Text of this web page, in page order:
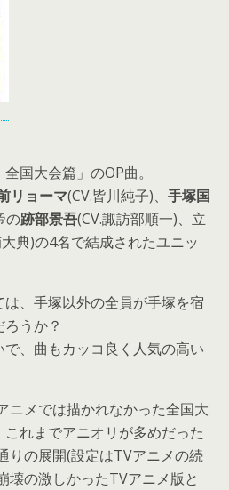
国大会篇」のOP曲。
リョーマ(CV.皆川純子)、 手塚国
の跡部景吾(CV.諏訪部順一)、立
大典)の4名で結成されたユニッ
、手塚以外の全員が手塚を宿
うか？
、曲もカッコ良く人気の高い
ニメでは描かれなかった全国大
れまでアニオリが多めだった
りの展開(設定はTVアニメの続
壊の激しかったTVアニメ版と